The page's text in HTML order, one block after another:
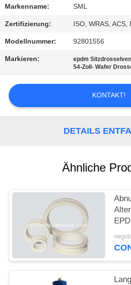
TRETEN
SIE
MIT
UNS
VERBINDUNG
SITEMAP
PRIVACY
POLICY
Markenname: SML
Zertifizierung: ISO, WRAS, ACS,
Modellnummer: 92801556
Markieren: epdm
54-Zoll- Wafer
KONTAKT!
DETAILS
Ähnliche